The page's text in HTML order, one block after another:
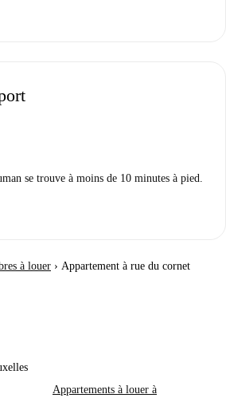
se trouve à moins de 10 minutes à pied.
à louer › Appartement à rue du cornet
Appartements à louer à